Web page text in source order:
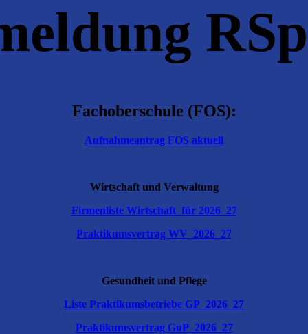
Fachoberschule (FOS):
Aufnahmeantrag FOS aktuell
Wirtschaft und Verwaltung
Firmenliste Wirtschaft_für 2026_27
Praktikumsvertrag WV_2026_27
Gesundheit und Pflege
Liste Praktikumsbetriebe GP_2026_27
Praktikumsvertrag GuP_2026_27